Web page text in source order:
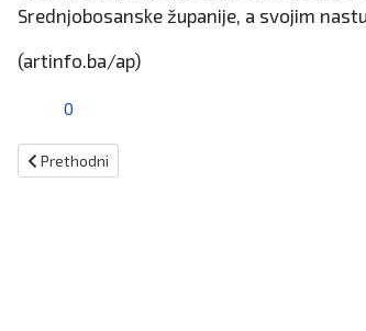
Srednjobosanske županije, a svojim
(artinfo.ba/ap)
0
Prethodni članak: FOJNICA: "BEER BAR" IZ
Prethodni